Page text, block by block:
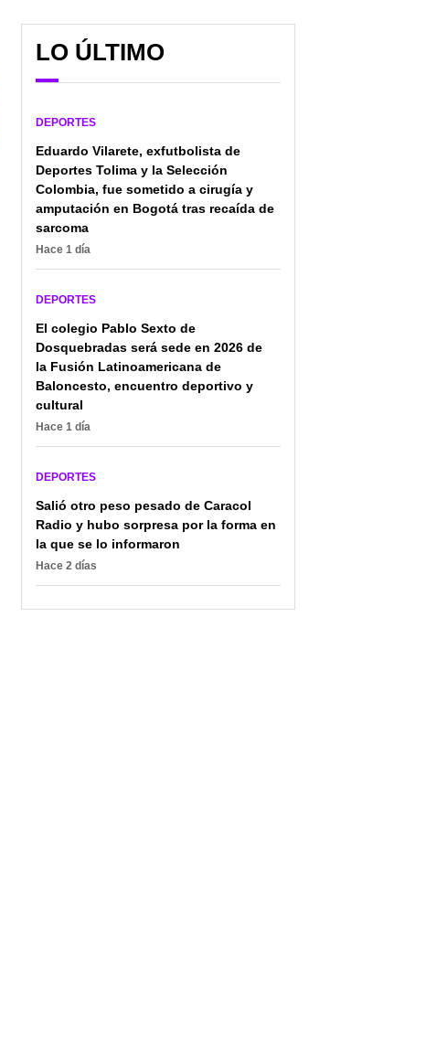
Colombia en el Mundial
LO ÚLTIMO
DEPORTES
Eduardo Vilarete, exfutbolista de
Deportes Tolima y la Selección
Colombia, fue sometido a cirugía y
amputación en Bogotá tras recaída de
sarcoma
Hace 1 día
DEPORTES
El colegio Pablo Sexto de
Dosquebradas será sede en 2026 de
la Fusión Latinoamericana de
Baloncesto, encuentro deportivo y
cultural
Hace 1 día
DEPORTES
Salió otro peso pesado de Caracol
Radio y hubo sorpresa por la forma en
la que se lo informaron
Hace 2 días